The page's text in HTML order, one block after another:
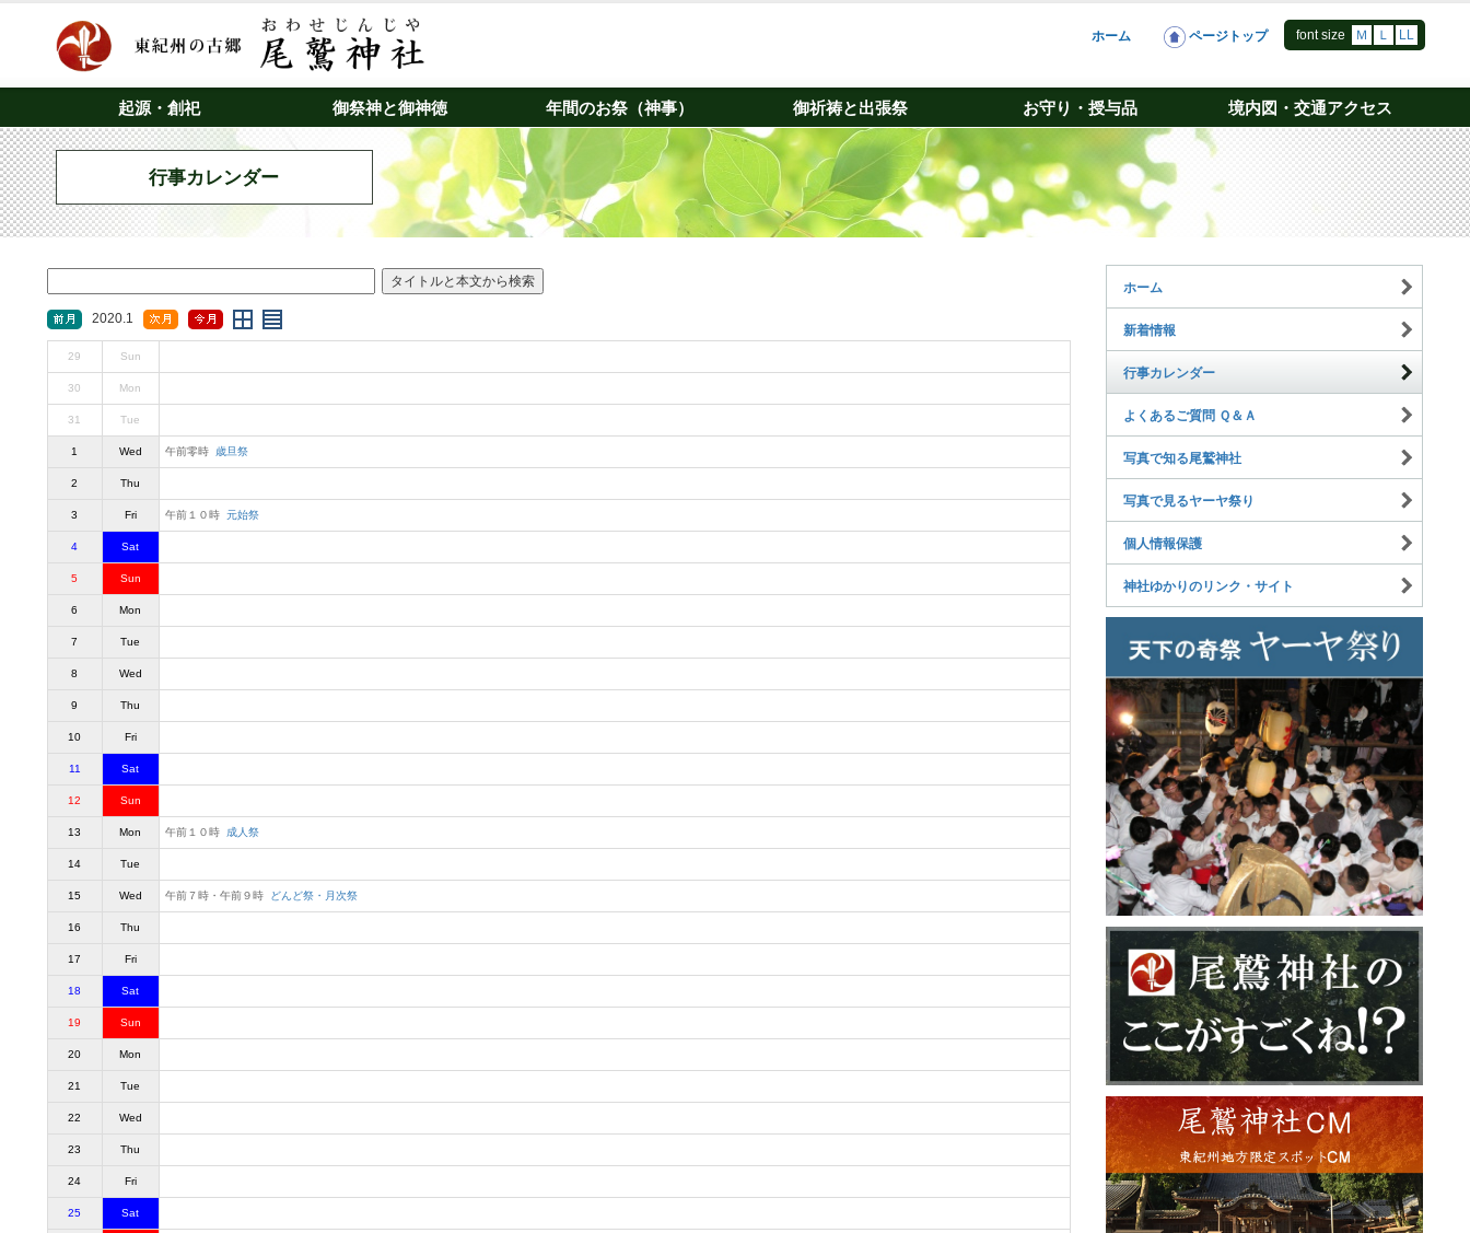
ホーム ページトップ font size Ｍ Ｌ LL
起源・創祀 御祭神と御神徳 年間のお祭（神事） 御祈祷と出張祭 お守り・授与品 境内図・交通アクセス
行事カレンダー
2020.1
29 Sun
30 Mon
31 Tue
1 Wed 午前零時 歳旦祭
2 Thu
3 Fri 午前１０時 元始祭
4 Sat
5 Sun
6 Mon
7 Tue
8 Wed
9 Thu
10 Fri
11 Sat
12 Sun
13 Mon 午前１０時 成人祭
14 Tue
15 Wed 午前７時・午前９時 どんど祭・月次祭
16 Thu
17 Fri
18 Sat
19 Sun
20 Mon
21 Tue
22 Wed
23 Thu
24 Fri
25 Sat
ホーム
新着情報
行事カレンダー
よくあるご質問 Ｑ＆Ａ
写真で知る尾鷲神社
写真で見るヤーヤ祭り
個人情報保護
神社ゆかりのリンク・サイト